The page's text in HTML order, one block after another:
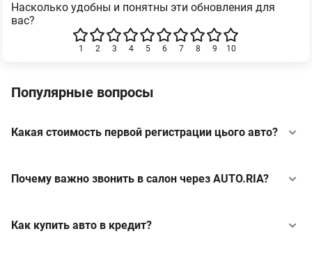
Насколько удобны и понятны эти обновления для
вас?
10
9
8
7
6
5
4
3
2
1
Популярные вопросы
Какая стоимость первой регистрации цього авто?
Почему важно звонить в салон через AUTO.RIA?
Как купить авто в кредит?